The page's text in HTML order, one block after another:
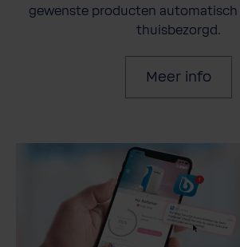
gewenste producten
thuisbezorgd.
Meer info